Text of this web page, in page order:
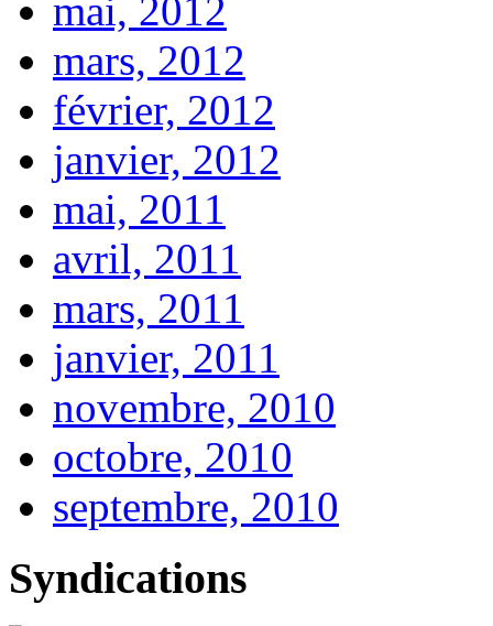
mai, 2012
mars, 2012
février, 2012
janvier, 2012
mai, 2011
avril, 2011
mars, 2011
janvier, 2011
novembre, 2010
octobre, 2010
septembre, 2010
Syndications